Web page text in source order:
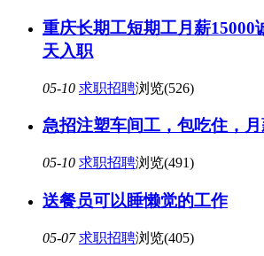
重庆长期工短期工月薪15000
天入职
05-10 求职招聘浏览(526)
急招注塑车间工，包吃住，
05-10 求职招聘浏览(491)
送餐员可以睡懒觉的工作
05-07 求职招聘浏览(405)